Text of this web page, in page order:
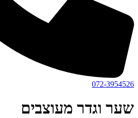
072-3954526
שער וגדר מעוצבים